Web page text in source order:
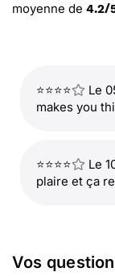
moyenne de 4.2/
⭐⭐⭐⭐
Le
makes you
⭐⭐⭐⭐
Le
plaire et ça
Vos